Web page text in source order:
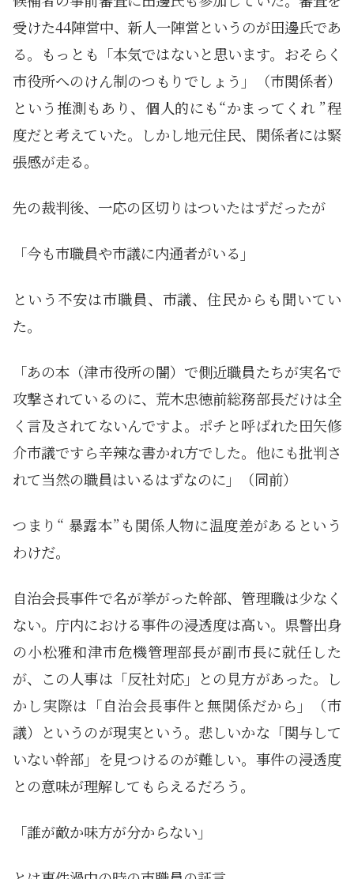
受けた44陣営中、新人一陣営というのが田邊氏であ
る。もっとも「本気ではないと思います。おそらく
市役所へのけん制のつもりでしょう」（市関係者）
という推測もあり、個人的にも“かまってくれ ”程
度だと考えていた。しかし地元住民、関係者には緊
張感が走る。
先の裁判後、一応の区切りはついたはずだったが
「今も市職員や市議に内通者がいる」
という不安は市職員、市議、住民からも聞いてい
た。
「あの本（津市役所の闇）で側近職員たちが実名で
攻撃されているのに、荒木忠徳前総務部長だけは全
く言及されてないんですよ。ポチと呼ばれた田矢修
介市議ですら辛辣な書かれ方でした。他にも批判さ
れて当然の職員はいるはずなのに」（同前）
つまり“ 暴露本”も関係人物に温度差があるという
わけだ。
自治会長事件で名が挙がった幹部、管理職は少なく
ない。庁内における事件の浸透度は高い。県警出身
の小松雅和津市危機管理部長が副市長に就任した
が、この人事は「反社対応」との見方があった。し
かし実際は「自治会長事件と無関係だから」（市
議）というのが現実という。悲しいかな「関与して
いない幹部」を見つけるのが難しい。事件の浸透度
との意味が理解してもらえるだろう。
「誰が敵か味方が分からない」